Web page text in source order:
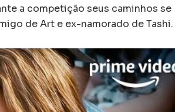
a competição seus caminhos se
de Art e ex-namorado de Tashi.